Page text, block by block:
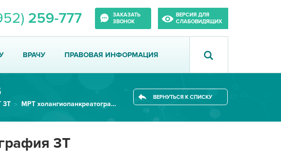
259-777
ЗАКАЗАТЬ
ЗВОНОК
ВЕРСИЯ ДЛЯ
СЛАБОВИДЯЩИХ
ВРАЧУ ПРАВОВАЯ ИНФОРМАЦИЯ
3Т МРТ холангиопанкреатография 3Т
ВЕРНУТЬСЯ К СПИСКУ
3Т